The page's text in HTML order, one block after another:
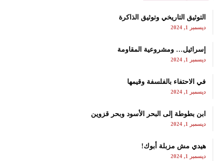
التوثيق التاريخي وتوثيق الذاكرة
ديسمبر 1, 2024
إسرائيل… ومشروعية المقاومة
ديسمبر 1, 2024
في الاحتفاء بالفلسفة وقيمها
ديسمبر 1, 2024
ابن بطوطة إلى البحر الأسود وبحر قزوين
ديسمبر 1, 2024
هيدي مش مزبلة أبوك!
ديسمبر 1, 2024